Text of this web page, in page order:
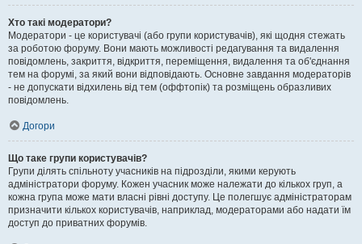
Хто такі модератори?
Модератори - це користувачі (або групи користувачів), які щодня стежать
за роботою форуму. Вони мають можливості редагування та видалення
повідомлень, закриття, відкриття, переміщення, видалення та об'єднання
тем на форумі, за який вони відповідають. Основне завдання модераторів
- не допускати відхилень від тем (оффтопік) та розміщень образливих
повідомлень.
Догори
Що таке групи користувачів?
Групи ділять спільноту учасників на підрозділи, якими керують
адміністратори форуму. Кожен учасник може належати до кількох груп, а
кожна група може мати власні рівні доступу. Це полегшує адміністраторам
призначити кількох користувачів, наприклад, модераторами або надати їм
доступ до приватних форумів.